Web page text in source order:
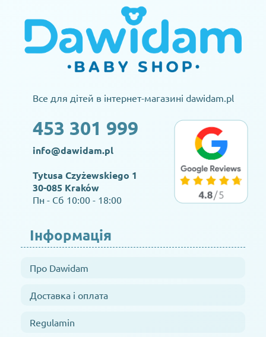
Все для дітей в інтернет-магазині dawidam.pl
453 301 999
info@dawidam.pl
Tytusa Czyżewskiego 1
30-085 Kraków
Пн - Сб 10:00 - 18:00
Інформація
Про Dawidam
Доставка і оплата
Regulamin